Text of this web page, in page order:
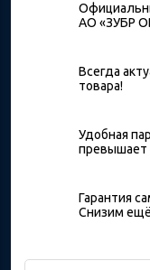
АО «ЗУБР
Всегда
товара!
Удобная
превышает
Гарантия
Снизим ещё